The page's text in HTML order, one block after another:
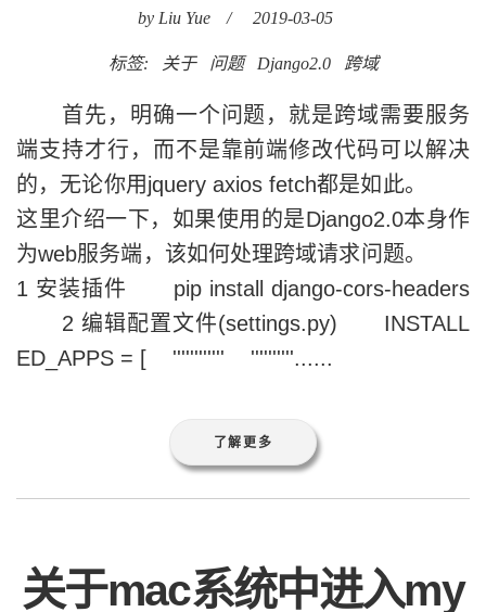
by Liu Yue / 2019-03-05
标签: 关于 问题 Django2.0 跨域
首先，明确一个问题，就是跨域需要服务
端支持才行，而不是靠前端修改代码可以解决
的，无论你用jquery axios fetch都是如此。
这里介绍一下，如果使用的是Django2.0本身作
为web服务端，该如何处理跨域请求问题。
1 安装插件 pip install django-cors-headers
2 编辑配置文件(settings.py) INSTALL
ED_APPS = [ '''''''''''' ''''''''''......
了解更多
关于mac系统中进入my